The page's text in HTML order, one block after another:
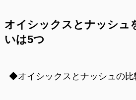
オイシックスとナッシュ
いは5つ
◆オイシックスとナッシュの比